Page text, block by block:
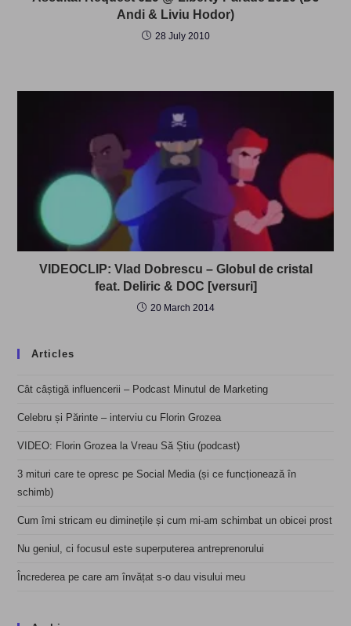
Andi & Liviu Hodor)
28 July 2010
VIDEOCLIP: Vlad Dobrescu – Globul de cristal
feat. Deliric & DOC [versuri]
20 March 2014
Articles
Cât câștigă influencerii – Podcast Minutul de Marketing
Celebru și Părinte – interviu cu Florin Grozea
VIDEO: Florin Grozea la Vreau Să Știu (podcast)
3 mituri care te opresc pe Social Media (și ce funcționează în
schimb)
Cum îmi stricam eu diminețile și cum mi-am schimbat un obicei prost
Nu geniul, ci focusul este superputerea antreprenorului
Încrederea pe care am învățat s-o dau visului meu